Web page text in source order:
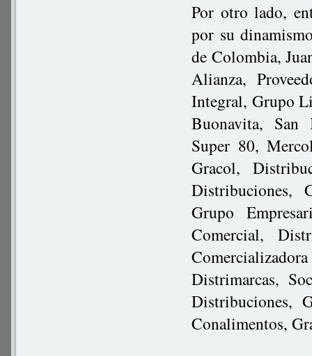
Por otro lado,
por su
de Colombia,
Alianza,
Integral, Grupo
Buonavita, San
Super 80,
Gracol,
Distribuciones,
Grupo
Comercial,
Distrimarcas,
Distribuciones,
Conalimentos,